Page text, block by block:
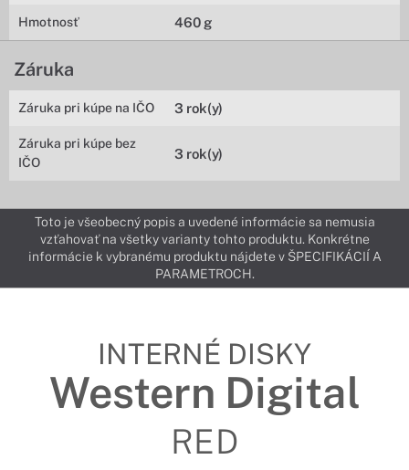
Hmotnosť 460 g
Záruka
Záruka pri kúpe na IČO 3 rok(y)
Záruka pri kúpe bez
IČO
3 rok(y)
Toto je všeobecný popis a uvedené informácie sa nemusia
vzťahovať na všetky varianty tohto produktu. Konkrétne
informácie k vybranému produktu nájdete v ŠPECIFIKÁCIÍ A
PARAMETROCH.
INTERNÉ DISKY
Western Digital
RED